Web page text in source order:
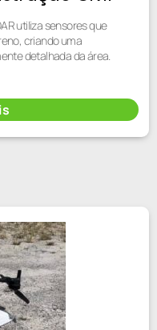
utiliza sensores que
criando uma
detalhada da área.